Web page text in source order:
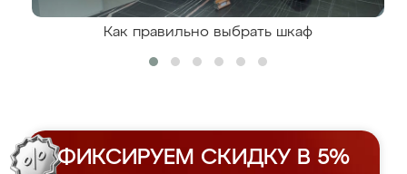
Как правильно выбрать шкаф
ФИКСИРУЕМ СКИДКУ В 5%